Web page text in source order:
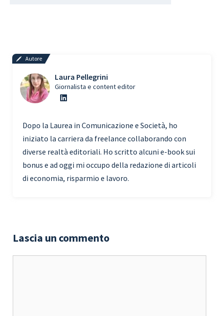
Autore
Laura Pellegrini
Giornalista e content editor
Dopo la Laurea in Comunicazione e Società, ho
iniziato la carriera da freelance collaborando con
diverse realtà editoriali. Ho scritto alcuni e-book sui
bonus e ad oggi mi occupo della redazione di articoli
di economia, risparmio e lavoro.
Lascia un commento